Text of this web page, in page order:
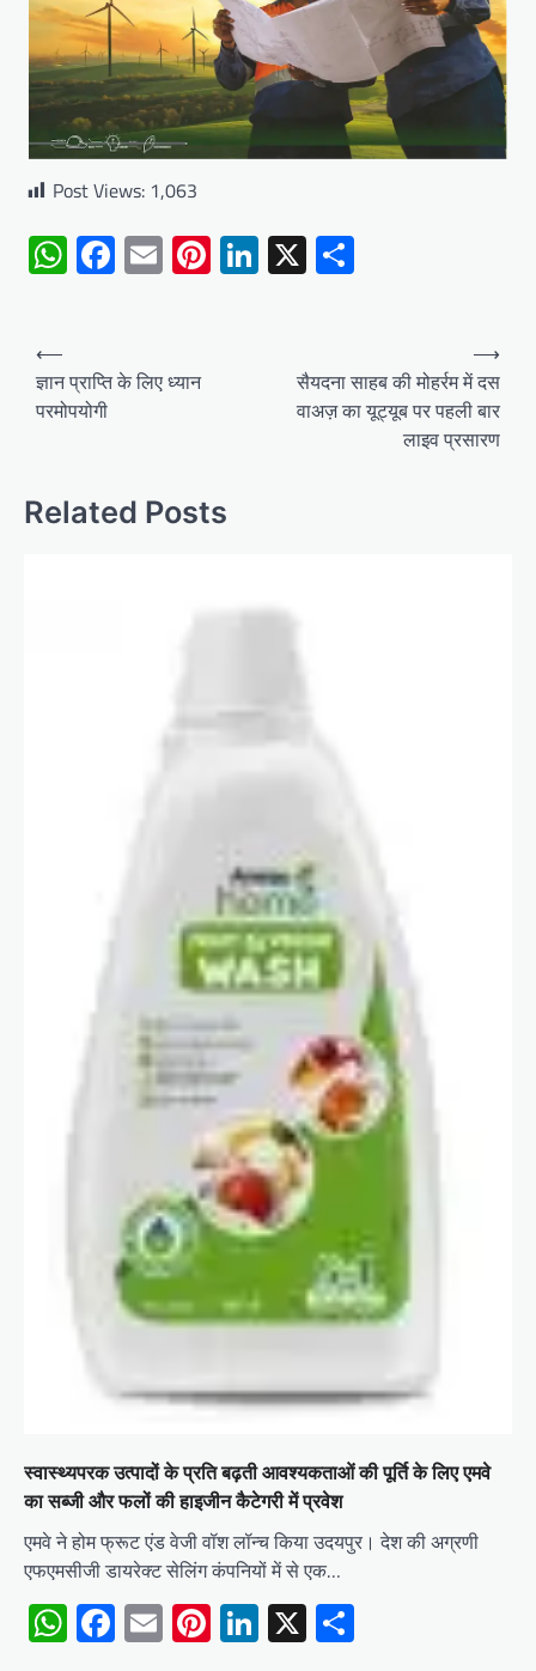
Post Views: 1,063
WhatsApp
Facebook
EmailPinterest
LinkedIn
X
Post
navigation
⟵
ज्ञान प्राप्ति के लिए ध्यान
परमोपयोगी
सैयदना साहब की मोहर्रम में दस
वाअज़ का यूट्यूब पर पहली बार
लाइव प्रसारण
⟶
Related Posts
स्वास्थ्यपरक उत्पादों के प्रति बढ़ती आवश्यकताओं की पूर्ति के लिए एमवे
का सब्जी और फलों की हाइजीन कैटेगरी में प्रवेश
एमवे ने होम फ्रूट एंड वेजी वॉश लॉन्च किया उदयपुर। देश की अग्रणी
एफएमसीजी डायरेक्ट सेलिंग कंपनियों में से एक…
WhatsApp
Facebook
EmailPinterest
LinkedIn
X